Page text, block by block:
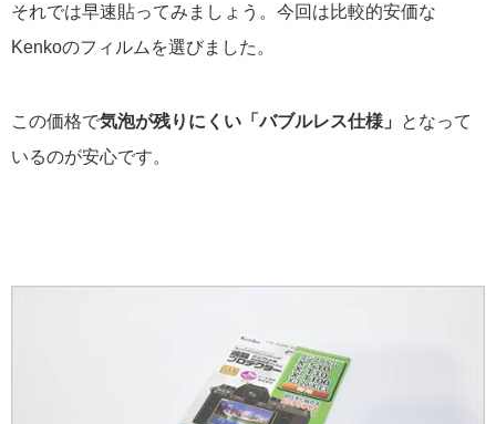
それでは早速貼ってみましょう。今回は比較的安価な
Kenkoのフィルムを選びました。
この価格で気泡が残りにくい「バブルレス仕様」
となって
いるのが安心です。